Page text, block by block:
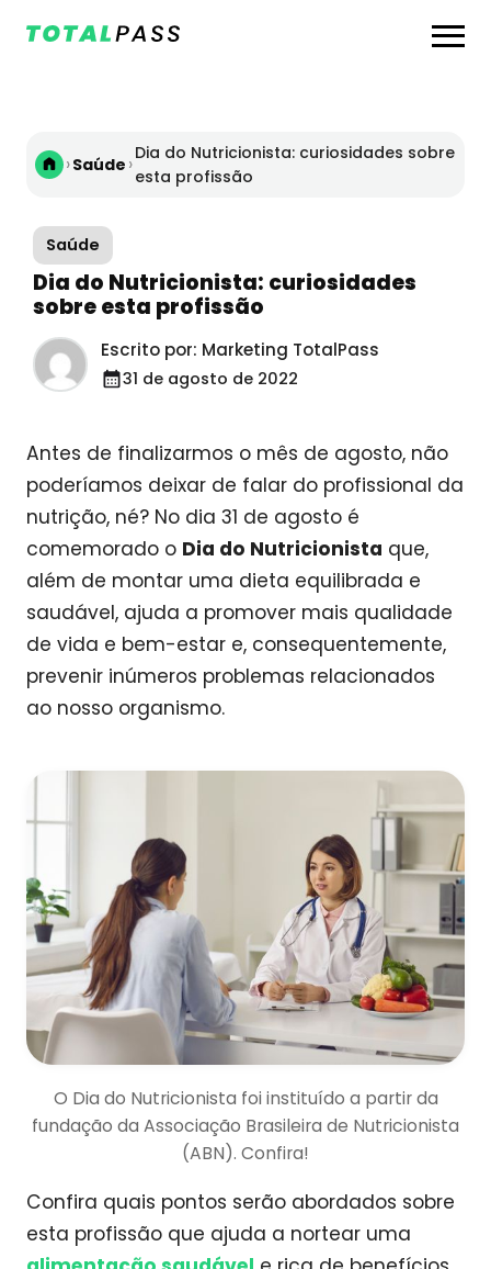
›Saúde ›Dia do Nutricionista: curiosidades sobre
esta profissão
Saúde
Dia do Nutricionista: curiosidades
sobre esta profissão
Escrito por: Marketing TotalPass
31 de agosto de 2022
Antes de finalizarmos o mês de agosto, não
poderíamos deixar de falar do profissional da
nutrição, né? No dia 31 de agosto é
comemorado o Dia do Nutricionista que,
além de montar uma dieta equilibrada e
saudável, ajuda a promover mais qualidade
de vida e bem-estar e, consequentemente,
prevenir inúmeros problemas relacionados
ao nosso organismo.
O Dia do Nutricionista foi instituído a partir da
fundação da Associação Brasileira de Nutricionista
(ABN). Confira!
Confira quais pontos serão abordados sobre
esta profissão que ajuda a nortear uma